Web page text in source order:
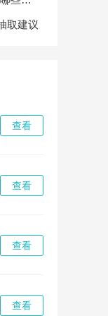
取建议
查看
查看
查看
查看